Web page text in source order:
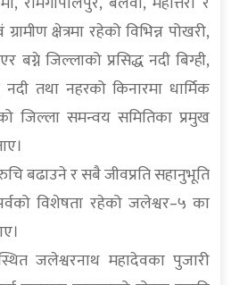
क्षेत्रमा रहेको विभिन्न पोखरी,
जिल्लाको प्रसिद्ध नदी बिग्ही,
नदी तथा नहरको किनारमा धार्मिक
जिल्ला समन्वय समितिका प्रमुख
बढाउने र सबै जीवप्रति सहानुभूति
विशेषता रहेको जलेश्वर–५ का
जलेश्वरनाथ महादेवका पुजारी